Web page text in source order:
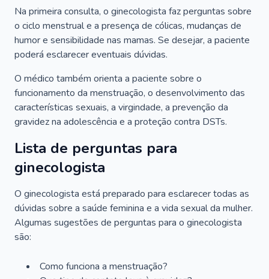
Na primeira consulta, o ginecologista faz perguntas sobre
o ciclo menstrual e a presença de cólicas, mudanças de
humor e sensibilidade nas mamas. Se desejar, a paciente
poderá esclarecer eventuais dúvidas.
O médico também orienta a paciente sobre o
funcionamento da menstruação, o desenvolvimento das
características sexuais, a virgindade, a prevenção da
gravidez na adolescência e a proteção contra DSTs.
Lista de perguntas para
ginecologista
O ginecologista está preparado para esclarecer todas as
dúvidas sobre a saúde feminina e a vida sexual da mulher.
Algumas sugestões de perguntas para o ginecologista
são:
Como funciona a menstruação?